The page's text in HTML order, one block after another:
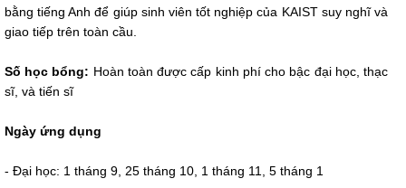
bằng tiếng Anh để giúp sinh viên tốt nghiệp của KAIST suy nghĩ và
giao tiếp trên toàn cầu.
Số học bổng: Hoàn toàn được cấp kinh phí cho bậc đại học, thạc
sĩ, và tiến sĩ
Ngày ứng dụng
- Đại học: 1 tháng 9, 25 tháng 10, 1 tháng 11, 5 tháng 1